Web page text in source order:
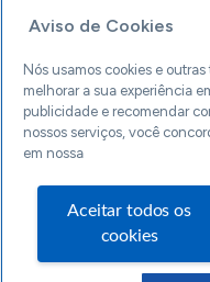
Aviso de Cookies
Nós usamos cookies e
melhorar a sua experiência
publicidade e recomendar
nossos serviços, você
em nossa
Aceitar todos os
cookies